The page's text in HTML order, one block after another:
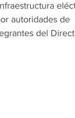
autoridades de
del